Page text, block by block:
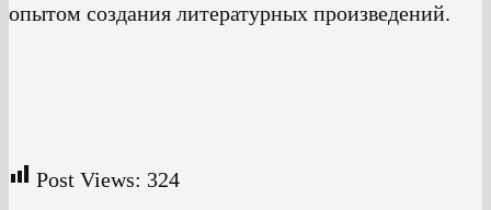
опытом создания литературных произведений.
Post Views: 324